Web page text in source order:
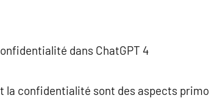
dans ChatGPT 4
la confidentialité sont des aspects